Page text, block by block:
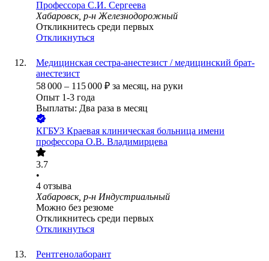
Профессора С.И. Сергеева
Хабаровск, р-н Железнодорожный
Откликнитесь среди первых
Откликнуться
Медицинская сестра-анестезист / медицинский брат-
анестезист
58 000 – 115 000 ₽ за месяц, на руки
Опыт 1-3 года
Выплаты: Два раза в месяц
КГБУЗ Краевая клиническая больница имени
профессора О.В. Владимирцева
3.7
•
4 отзыва
Хабаровск, р-н Индустриальный
Можно без резюме
Откликнитесь среди первых
Откликнуться
Рентгенолаборант